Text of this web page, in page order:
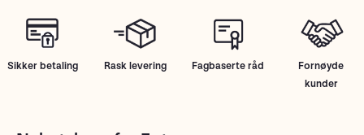
Sikker betaling Rask levering Fagbaserte råd
Fornøyde
kunder